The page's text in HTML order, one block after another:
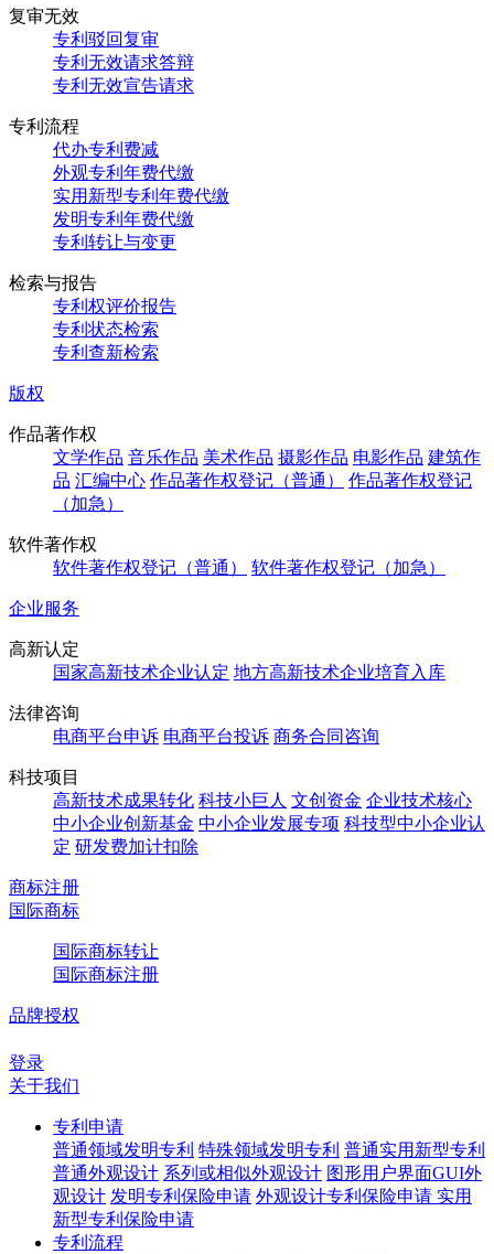
复审无效
专利驳回复审
专利无效请求答辩
专利无效宣告请求
专利流程
代办专利费减
外观专利年费代缴
实用新型专利年费代缴
发明专利年费代缴
专利转让与变更
检索与报告
专利权评价报告
专利状态检索
专利查新检索
版权
作品著作权
文学作品 音乐作品 美术作品 摄影作品 电影作品 建筑作
品 汇编中心 作品著作权登记（普通）
作品著作权登记
（加急）
软件著作权
软件著作权登记（普通）
软件著作权登记（加急）
企业服务
高新认定
国家高新技术企业认定 地方高新技术企业培育入库
法律咨询
电商平台申诉 电商平台投诉 商务合同咨询
科技项目
高新技术成果转化 科技小巨人 文创资金 企业技术核心
中小企业创新基金 中小企业发展专项 科技型中小企业认
定 研发费加计扣除
商标注册
国际商标
国际商标转让
国际商标注册
品牌授权
登录
关于我们
专利申请
普通领域发明专利 特殊领域发明专利 普通实用新型专利
普通外观设计 系列或相似外观设计 图形用户界面GUI外
观设计 发明专利保险申请 外观设计专利保险申请 实用
新型专利保险申请
专利流程